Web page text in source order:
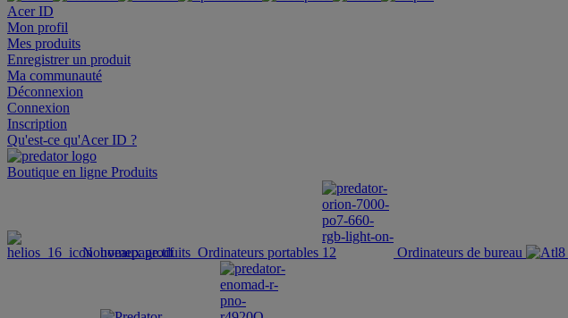
Acer ID
Mon profil
Mes produits
Enregistrer un produit
Ma communauté
Déconnexion
Connexion
Inscription
Qu'est-ce qu'Acer ID ?
Boutique en ligne Produits
Nouveaux produits Ordinateurs portables Ordinateurs de bureau